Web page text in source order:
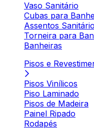
Vaso Sanitário
Cubas para
Assentos
Torneira para
Banheiras
Pisos e
Pisos Vinílicos
Piso Laminado
Pisos de Madeira
Painel Ripado
Rodapés